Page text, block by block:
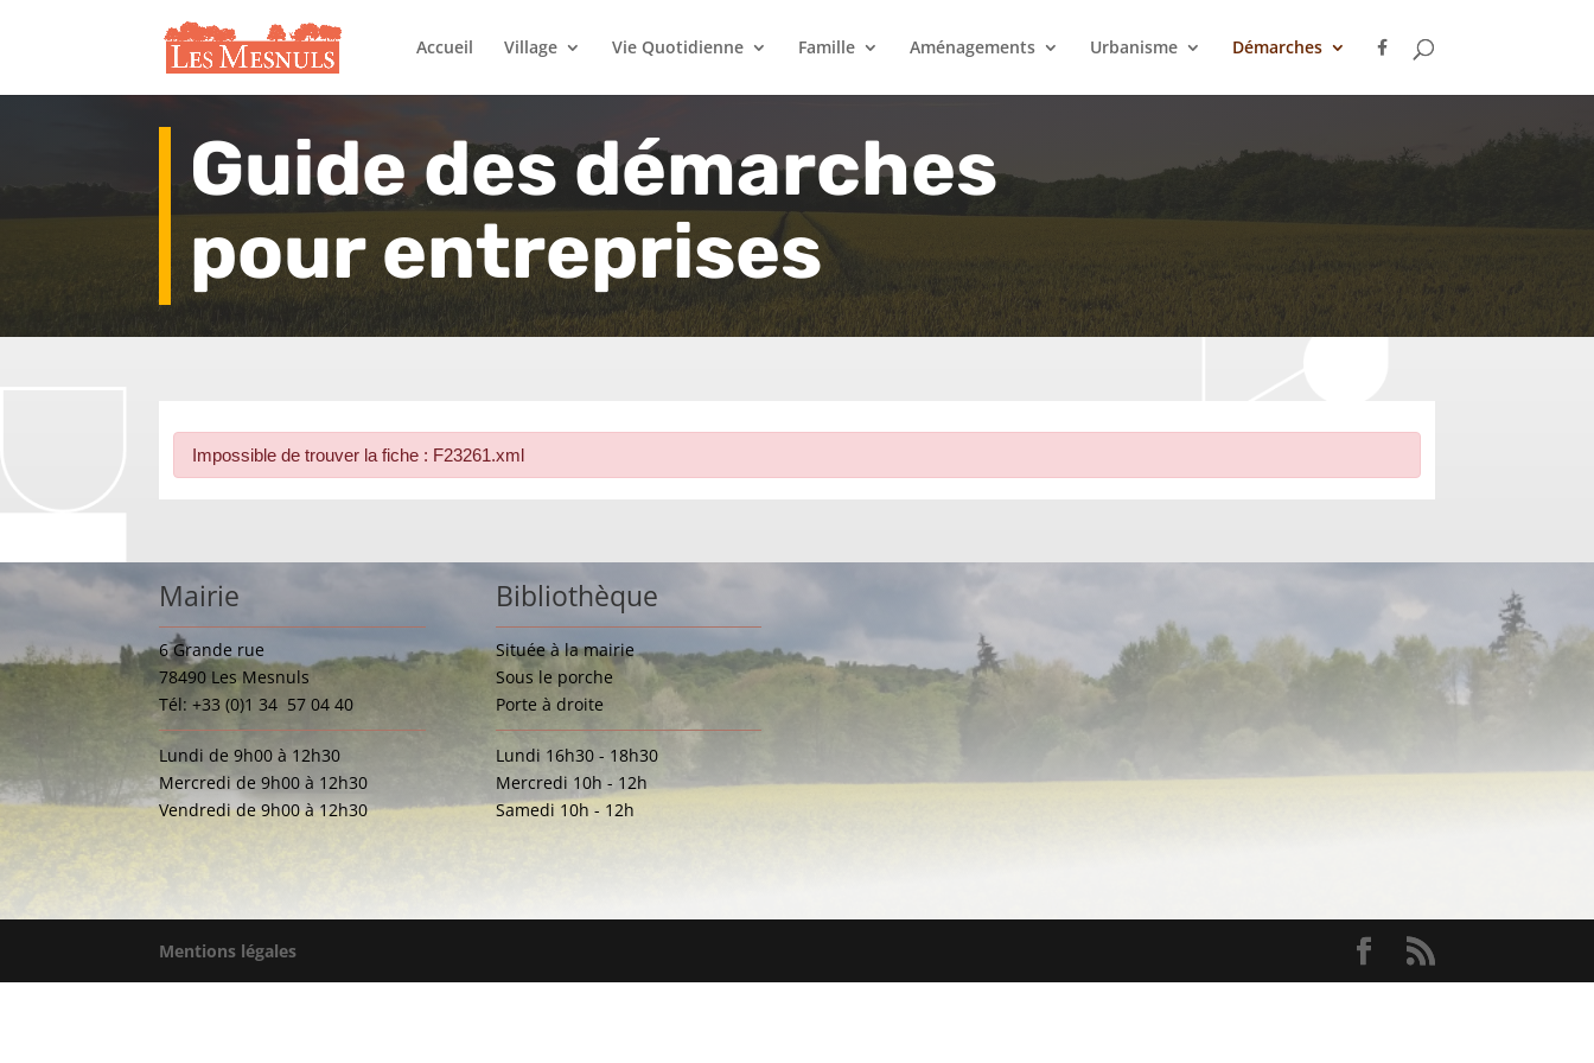
Accueil Village Vie Quotidienne Famille Aménagements Urbanisme Démarches
Guide des démarches
pour entreprises
Impossible de trouver la fiche : F23261.xml
Mairie
6 Grande rue
78490 Les Mesnuls
Tél: +33 (0)1 34 57 04 40
Lundi de 9h00 à 12h30
Mercredi de 9h00 à 12h30
Vendredi de 9h00 à 12h30
Bibliothèque
Située à la mairie
Sous le porche
Porte à droite
Lundi 16h30 - 18h30
Mercredi 10h - 12h
Samedi 10h - 12h
Mentions légales